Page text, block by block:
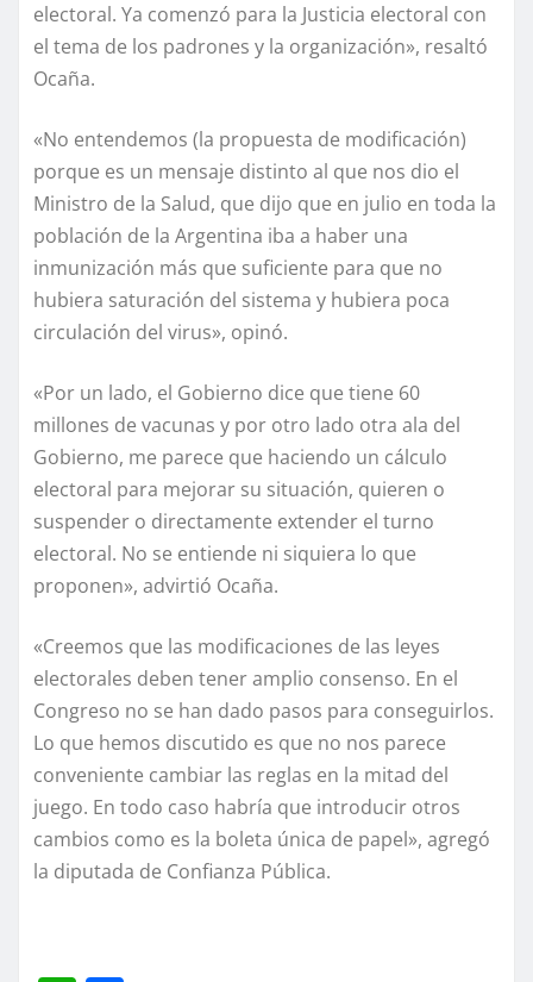
electoral. Ya comenzó para la Justicia electoral con
el tema de los padrones y la organización», resaltó
Ocaña.
«No entendemos (la propuesta de modificación)
porque es un mensaje distinto al que nos dio el
Ministro de la Salud, que dijo que en julio en toda la
población de la Argentina iba a haber una
inmunización más que suficiente para que no
hubiera saturación del sistema y hubiera poca
circulación del virus», opinó.
«Por un lado, el Gobierno dice que tiene 60
millones de vacunas y por otro lado otra ala del
Gobierno, me parece que haciendo un cálculo
electoral para mejorar su situación, quieren o
suspender o directamente extender el turno
electoral. No se entiende ni siquiera lo que
proponen», advirtió Ocaña.
«Creemos que las modificaciones de las leyes
electorales deben tener amplio consenso. En el
Congreso no se han dado pasos para conseguirlos.
Lo que hemos discutido es que no nos parece
conveniente cambiar las reglas en la mitad del
juego. En todo caso habría que introducir otros
cambios como es la boleta única de papel», agregó
la diputada de Confianza Pública.